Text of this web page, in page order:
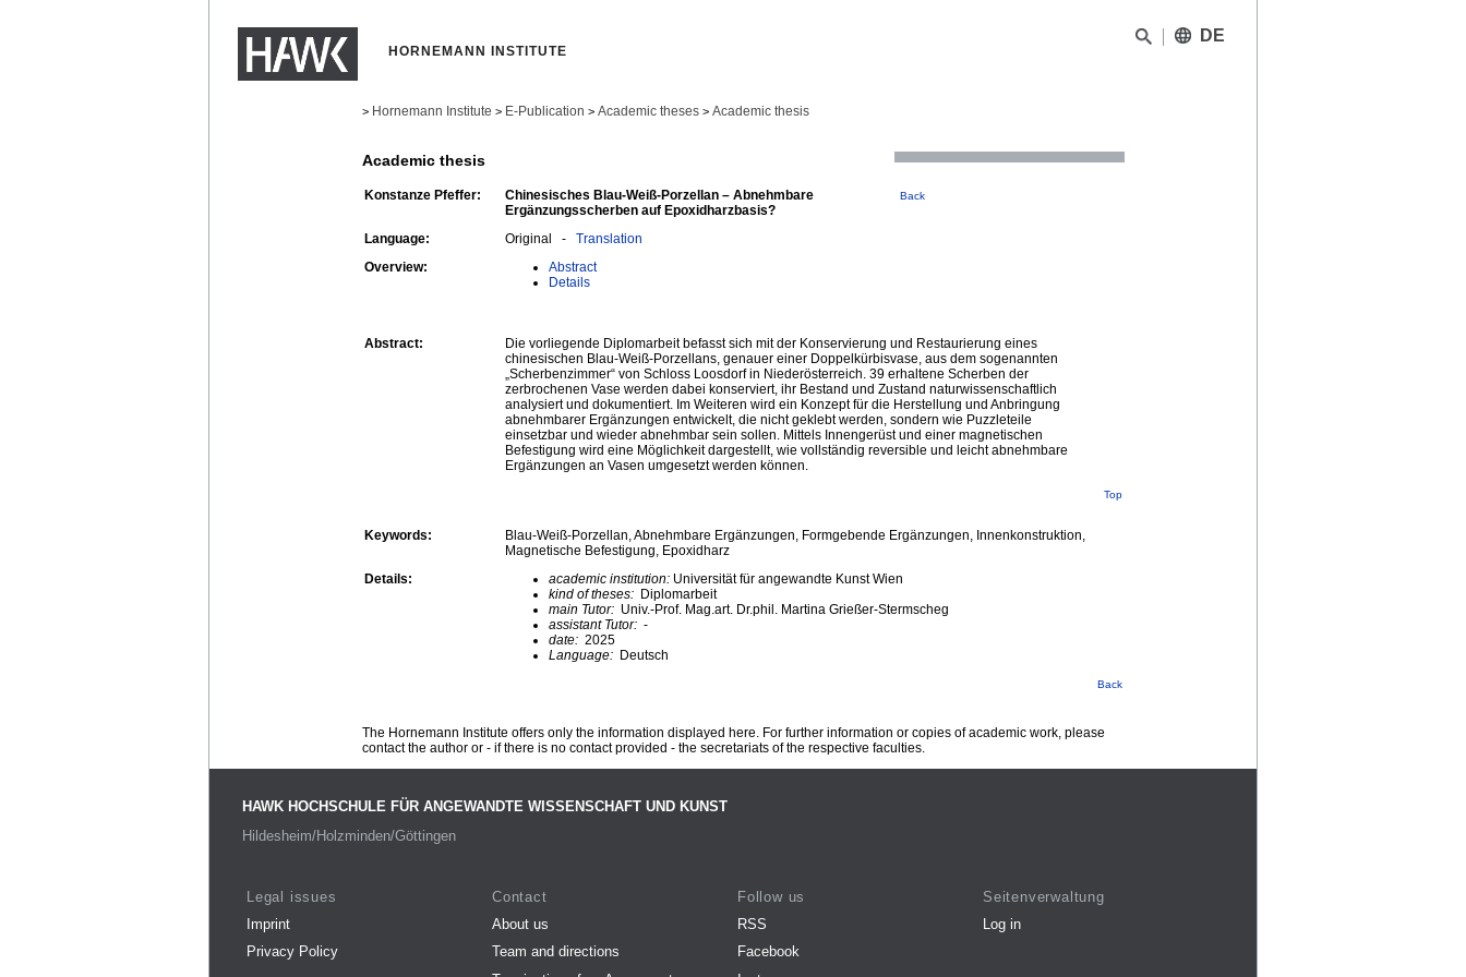
HORNEMANN INSTITUTE
DE
> Hornemann Institute > E-Publication > Academic theses > Academic thesis
Academic thesis
Konstanze Pfeffer:
Chinesisches Blau-Weiß-Porzellan – Abnehmbare
Ergänzungsscherben auf Epoxidharzbasis?
Back
Language: Original - Translation
Overview:
Abstract
Details
Abstract:
Die vorliegende Diplomarbeit befasst sich mit der Konservierung und Restaurierung eines
chinesischen Blau-Weiß-Porzellans, genauer einer Doppelkürbisvase, aus dem sogenannten
„Scherbenzimmer“ von Schloss Loosdorf in Niederösterreich. 39 erhaltene Scherben der
zerbrochenen Vase werden dabei konserviert, ihr Bestand und Zustand naturwissenschaftlich
analysiert und dokumentiert. Im Weiteren wird ein Konzept für die Herstellung und Anbringung
abnehmbarer Ergänzungen entwickelt, die nicht geklebt werden, sondern wie Puzzleteile
einsetzbar und wieder abnehmbar sein sollen. Mittels Innengerüst und einer magnetischen
Befestigung wird eine Möglichkeit dargestellt, wie vollständig reversible und leicht abnehmbare
Ergänzungen an Vasen umgesetzt werden können.
Top
Keywords:
Blau-Weiß-Porzellan, Abnehmbare Ergänzungen, Formgebende Ergänzungen, Innenkonstruktion,
Magnetische Befestigung, Epoxidharz
Details:
academic institution: Universität für angewandte Kunst Wien
kind of theses: Diplomarbeit
main Tutor: Univ.-Prof. Mag.art. Dr.phil. Martina Grießer-Stermscheg
assistant Tutor: -
date: 2025
Language: Deutsch
Back
The Hornemann Institute offers only the information displayed here. For further information or copies of academic work, please
contact the author or - if there is no contact provided - the secretariats of the respective faculties.
HAWK HOCHSCHULE FÜR ANGEWANDTE WISSENSCHAFT UND KUNST
Hildesheim/Holzminden/Göttingen
Legal issues
Imprint
Privacy Policy
Contact
About us
Team and directions
Follow us
RSS
Facebook
Seitenverwaltung
Log in